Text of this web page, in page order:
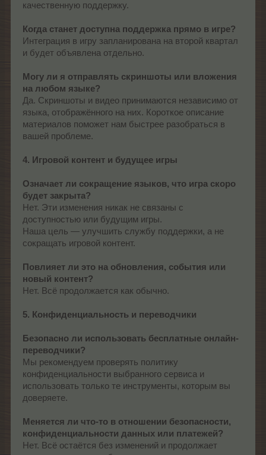
качественную поддержку.
Когда станет доступна поддержка прямо в игре?
Интеграция в игру запланирована на второй квартал
и будет объявлена отдельно.
Могу ли я отправлять скриншоты или вложения
на любом языке?
Да. Скриншоты и видео принимаются независимо от
языка, отображённого на них. Короткое описание
материалов поможет нам быстрее разобраться в
вашей проблеме.
4. Игровой контент и будущее игры
Означает ли сокращение языков, что игра скоро
будет закрыта?
Нет. Эти изменения никак не связаны с
доступностью или будущим игры.
Наша цель — улучшить службу поддержки, а не
сокращать игровой контент.
Повлияет ли это на обновления, события или
новый контент?
Нет. Всё продолжается как обычно.
5. Конфиденциальность и переводчики
Безопасно ли использовать бесплатные онлайн-
переводчики?
Мы рекомендуем проверять политику
конфиденциальности выбранного сервиса и
использовать только те инструменты, которым вы
доверяете.
Меняется ли что-то в отношении безопасности,
конфиденциальности данных или платежей?
Нет. Всё остаётся без изменений и продолжает